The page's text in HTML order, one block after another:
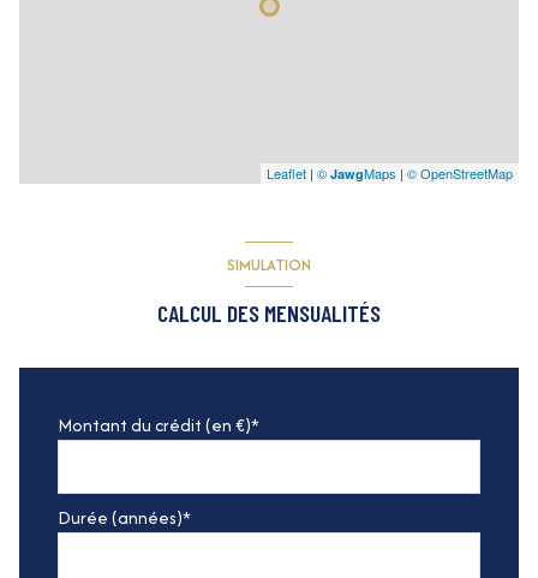
Leaflet | © JawgMaps | © OpenStreetMap
SIMULATION
CALCUL DES MENSUALITÉS
Montant du crédit (en €)*
Durée (années)*